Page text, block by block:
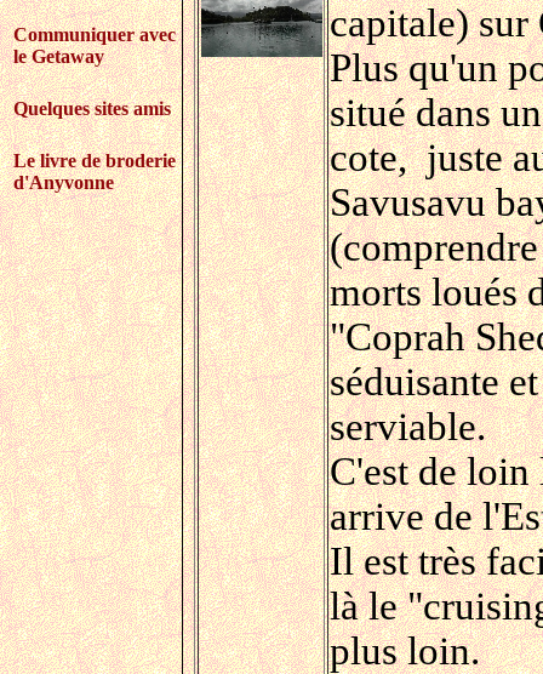
Communiquer avec
le Getaway
Quelques sites amis
Le livre de broderie
d'Anyvonne
capitale)
Plus qu'un
situé dans
cote, juste
Savusavu
morts loués
"Coprah
séduisante
serviable.
C'est de
arrive de
Il est très
là le
plus loin.